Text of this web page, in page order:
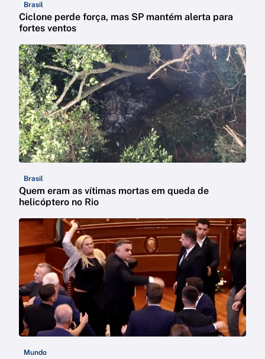
Brasil
Ciclone perde força, mas SP mantém alerta para
fortes ventos
Brasil
Quem eram as vítimas mortas em queda de
helicóptero no Rio
Mundo